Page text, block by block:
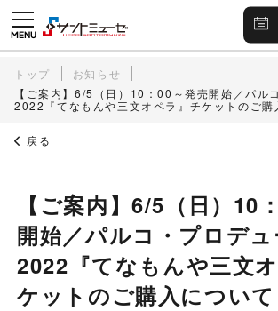
トップ
お知らせ
【ご案内】6/5（日）10：00～発売開始／パル
2022『てなもんや三文オペラ』チケットのご購
戻る
【ご案内】6/5（日）10
開始／パルコ・プロデュ
2022『てなもんや三文
ケットのご購入について